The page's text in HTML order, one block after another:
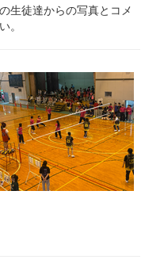
生徒達からの写真とコメ
。